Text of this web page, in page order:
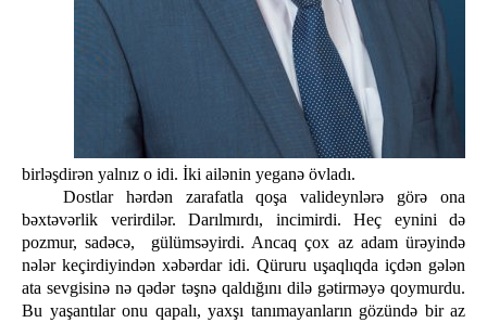
birləşdirən yalnız о idi. İki ailənin yeganə övladı.
Dostlar hərdən zarafatla qoşa valideynlərə görə ona
bəxtəvərlik verirdilər. Darılmırdı, incimirdi. Heç eynini də
pozmur, sadəcə, gülümsəyirdi. Ancaq çox az adam ürəyində
nələr keçirdiyindən xəbərdar idi. Qüruru uşaqlıqda içdən gələn
ata sevgisinə nə qədər təşnə qaldığını dilə gətirməyə qoymurdu.
Bu yaşantılar onu qapalı, yaxşı tanımayanların gözündə bir az